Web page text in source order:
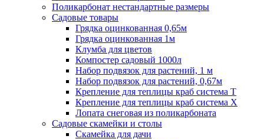
Поликарбонат нестандартные размеры
Садовые товары
Грядка оцинкованная 0,65м
Грядка оцинкованная 1м
Клумба для цветов
Компостер садовый 1000л
Набор подвязок для растений, 1 м
Набор подвязок для растений, 0,67м
Крепление для теплицы краб система Т
Крепление для теплицы краб система Х
Лопата снеговая из поликарбоната
Садовые скамейки и столы
Скамейка для дачи